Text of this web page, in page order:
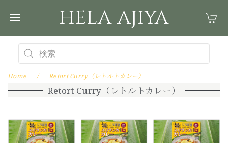
HELA AJIYA
Home Retort Curry（レトルトカレー）
Retort Curry（レトルトカレー）